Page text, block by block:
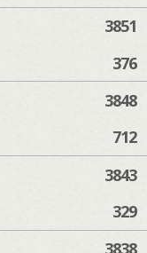
3851
376
3848
712
3843
329